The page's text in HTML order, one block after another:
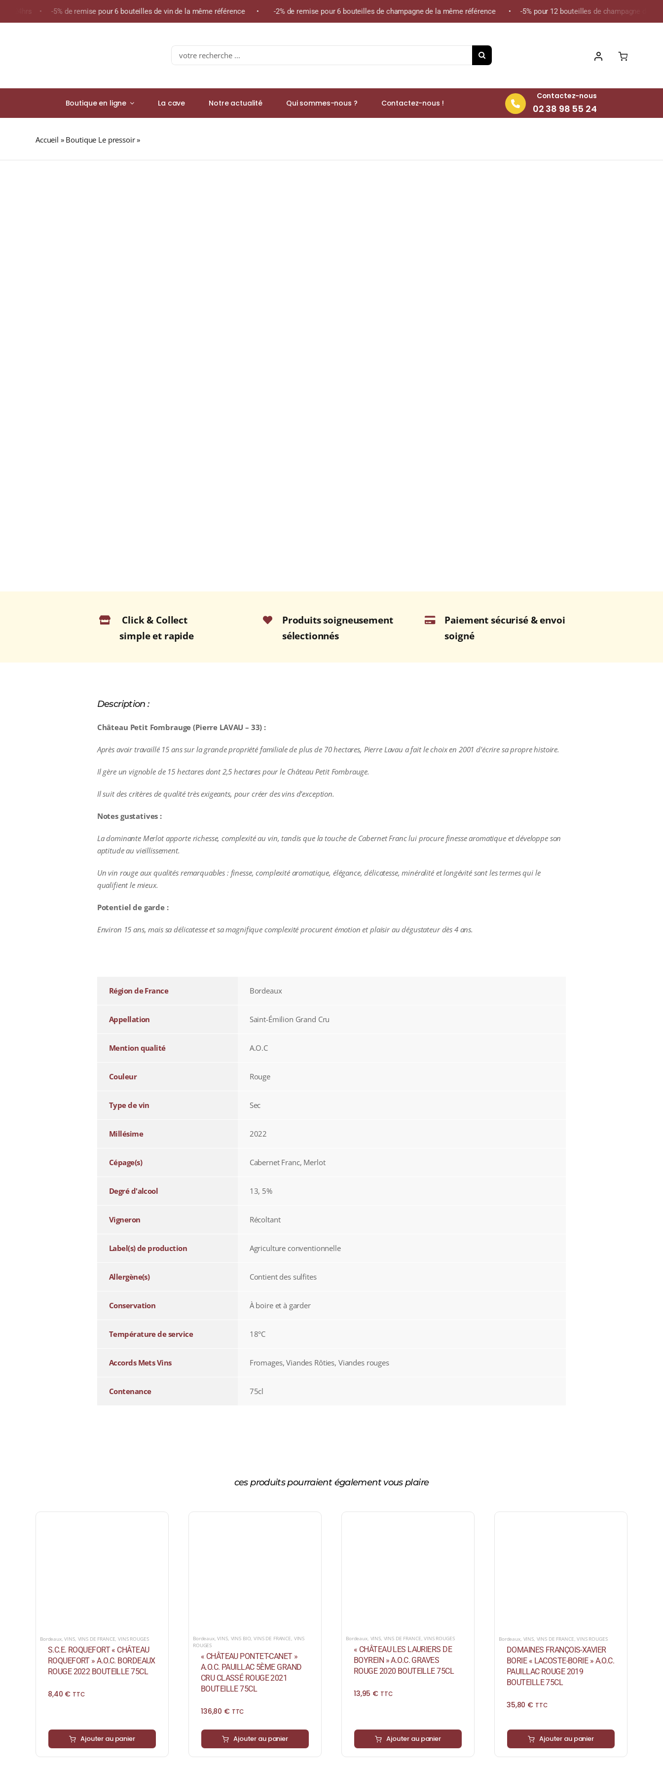
• -5% de remise pour 6 bouteilles de vin de la même référence • -2% de remise pour 6 bouteilles de champagne de la même référence • -5% pour 12 bouteilles de champagne de la
Search
for:
Boutique en ligne La cave Notre actualité Qui sommes-nous ? Contactez-nous !
Contactez-nous
02 38 98 55 24
Accueil » Boutique Le pressoir»
Click & Collect
simple et rapide
Produits soigneusement
sélectionnés
Paiement sécurisé & envoi
soigné
Description :
Château Petit Fombrauge (Pierre LAVAU – 33) :
Après avoir travaillé 15 ans sur la grande propriété familiale de plus de 70 hectares, Pierre Lavau a fait le choix en 2001 d’écrire sa propre histoire.
Il gère un vignoble de 15 hectares dont 2,5 hectares pour le Château Petit Fombrauge.
Il suit des critères de qualité très exigeants, pour créer des vins d’exception.
Notes gustatives :
La dominante Merlot apporte richesse, complexité au vin, tandis que la touche de Cabernet Franc lui procure finesse aromatique et développe son
aptitude au vieillissement.
Un vin rouge aux qualités remarquables : finesse, complexité aromatique, élégance, délicatesse, minéralité et longévité sont les termes qui le
qualifient le mieux.
Potentiel de garde :
Environ 15 ans, mais sa délicatesse et sa magnifique complexité procurent émotion et plaisir au dégustateur dès 4 ans.
Région de France Bordeaux
Appellation Saint-Émilion Grand Cru
Mention qualité A.O.C
Couleur Rouge
Type de vin Sec
Millésime 2022
Cépage(s) Cabernet Franc, Merlot
Degré d'alcool 13, 5%
Vigneron Récoltant
Label(s) de production Agriculture conventionnelle
Allergène(s) Contient des sulfites
Conservation À boire et à garder
Température de service 18°C
Accords Mets Vins Fromages, Viandes Rôties, Viandes rouges
Contenance 75cl
ces produits pourraient également vous plaire
Bordeaux,VINS, VINS DE FRANCE ,VINS ROUGES
S.C.E. ROQUEFORT « CHÂTEAU
ROQUEFORT » A.O.C. BORDEAUX
ROUGE 2022 BOUTEILLE 75CL
8,40 € TTC
Ajouter au panier
Bordeaux,VINS, VINS BIO,VINS DE FRANCE, VINS
ROUGES
« CHÂTEAU PONTET-CANET »
A.O.C. PAUILLAC 5ÈME GRAND
CRU CLASSÉ ROUGE 2021
BOUTEILLE 75CL
136,80 € TTC
Ajouter au panier
Bordeaux, VINS, VINS DE FRANCE,VINS ROUGES
« CHÂTEAU LES LAURIERS DE
BOYREIN » A.O.C. GRAVES
ROUGE 2020 BOUTEILLE 75CL
13,95 € TTC
Ajouter au panier
Bordeaux, VINS, VINS DE FRANCE ,VINS ROUGES
DOMAINES FRANÇOIS-XAVIER
BORIE « LACOSTE-BORIE » A.O.C.
PAUILLAC ROUGE 2019
BOUTEILLE 75CL
35,80 € TTC
Ajouter au panier